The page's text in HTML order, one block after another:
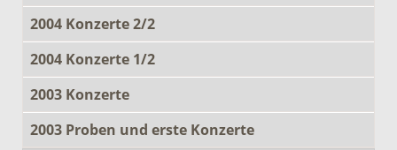
2004 Konzerte 2/2
2004 Konzerte 1/2
2003 Konzerte
2003 Proben und erste Konzerte